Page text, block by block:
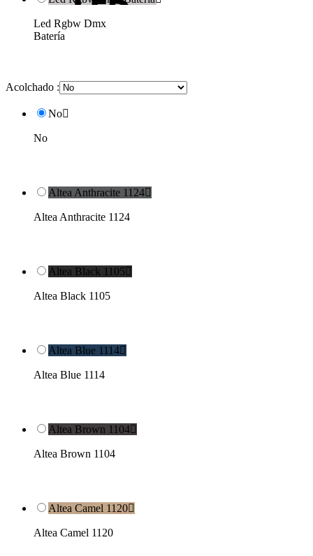
Led Rgbw Dmx
Batería
Acolchado :
No
No
Altea Anthracite 1124
Altea Anthracite 1124
Altea Black 1105
Altea Black 1105
Altea Blue 1114
Altea Blue 1114
Altea Brown 1104
Altea Brown 1104
Altea Camel 1120
Altea Camel 1120